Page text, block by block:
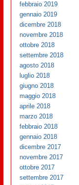
febbraio 2019
gennaio 2019
dicembre 2018
novembre 2018
ottobre 2018
settembre 2018
agosto 2018
luglio 2018
giugno 2018
maggio 2018
aprile 2018
marzo 2018
febbraio 2018
gennaio 2018
dicembre 2017
novembre 2017
ottobre 2017
settembre 2017